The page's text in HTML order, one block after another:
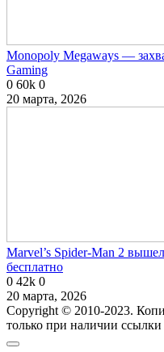
Monopoly Megaways —
Gaming
0 60k 0
20 марта, 2026
Marvel’s Spider-Man 2
бесплатно
0 42k 0
20 марта, 2026
Copyright © 2010-2023.
только при наличии